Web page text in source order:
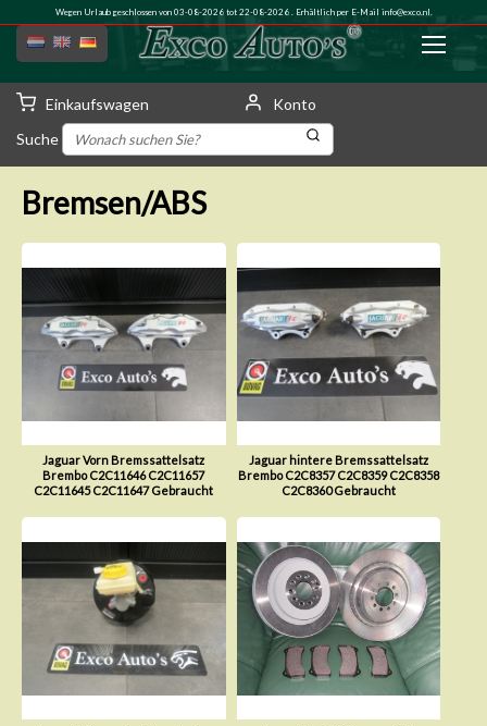
Wegen Urlaub geschlossen von 03-08-2026 tot 22-08-2026 . Erhältlich per E-Mail info@exco.nl.
Einkaufswagen
Konto
Suche
Bremsen/ABS
Jaguar Vorn Bremssattelsatz
Brembo C2C11646 C2C11657
C2C11645 C2C11647 Gebraucht
Jaguar hintere Bremssattelsatz
Brembo C2C8357 C2C8359 C2C8358
C2C8360 Gebraucht